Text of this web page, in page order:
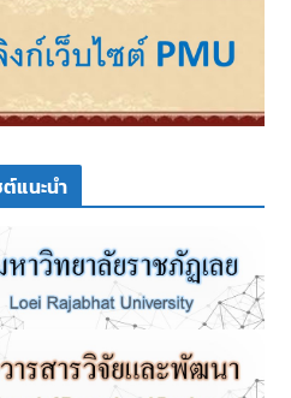
ต์แนะนำ